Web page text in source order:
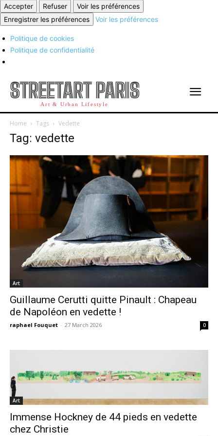
Accepter Refuser
Voir les préférences
Enregistrer les préférences
Voir les préférences
Politique de cookies
Politique de confidentialité
STREETART PARIS
Art & Urban Lifestyle
Home Tags Vedette
Tag: vedette
Art
Guillaume Cerutti quitte Pinault : Chapeau
de Napoléon en vedette !
raphael Fouquet - 27 March 2026 0
Art
Immense Hockney de 44 pieds en vedette
chez Christie